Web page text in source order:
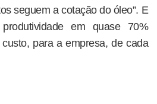
seguem a cotação do óleo”. E
em quase 70%
para a empresa, de cada